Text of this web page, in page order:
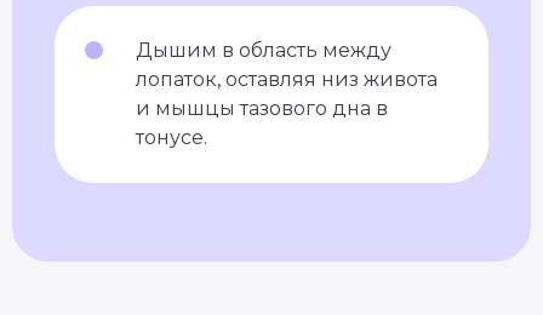
Дышим в область между
лопаток, оставляя низ живота
и мышцы тазового дна в
тонусе.